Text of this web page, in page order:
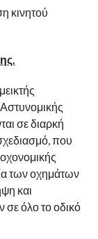
κινητού
σε διαρκή
που
των οχημάτων
και
όλο το οδικό